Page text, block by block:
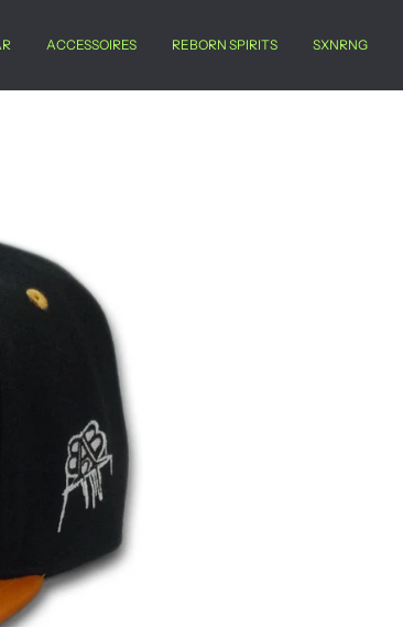
ACCESSOIRES REBORN SPIRITS SXNRNG